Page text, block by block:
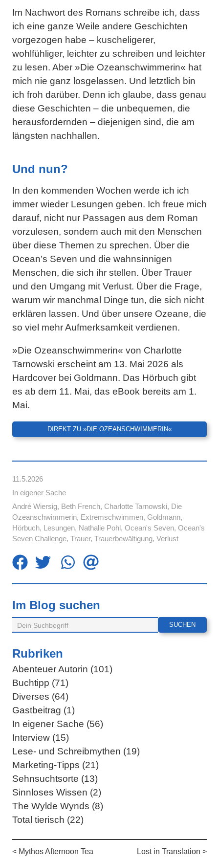
11.5.2026
In eigener Sache
André Wiersig, Beth French, Charlotte Tarnowski, Die
Ozeanschwimmerin, Extremschwimmen, Goldmann,
Hörbuch, Lesungen, Nathalie Pohl, Ocean's Seven, Ocean's
Seven Challenge, Trauer, Trauerbewältigung, Verlust
Im Nachwort des Romans schreibe ich, dass
ich eine ganze Weile andere Geschichten
vorgezogen habe – kuscheligerer,
wohlfühliger, leichter zu schreiben und leichter
zu lesen. Aber »Die Ozeanschwimmerin« hat
mich nie ganz losgelassen. Und letztlich bin
ich froh darüber. Denn ich glaube, dass genau
diese Geschichten – die unbequemen, die
herausfordernden – diejenigen sind, die am
längsten nachhallen.
Und nun?
In den kommenden Wochen werde ich ich
immer wieder Lesungen geben. Ich freue mich
darauf, nicht nur Passagen aus dem Roman
vorzulesen, sondern auch mit den Menschen
über diese Themen zu sprechen. Über die
Ocean’s Seven und die wahnsinnigen
Menschen, die sich ihr stellen. Über Trauer
und den Umgang mit Verlust. Über die Frage,
warum wir manchmal Dinge tun, die sich nicht
erklären lassen. Und über unsere Ozeane, die
so viel mehr Aufmerksamkeit verdienen.
»Die Ozeanschwimmerin« von Charlotte
Tarnowski erscheint am 13. Mai 2026 als
Hardcover bei Goldmann. Das Hörbuch gibt
es ab dem 11. Mai, das eBook bereits am 1.
Mai.
DIREKT ZU »DIE OZEANSCHWIMMERIN«
Im Blog suchen
Rubriken
Abenteuer Autorin (101)
Buchtipp (71)
Diverses (64)
Gastbeitrag (1)
In eigener Sache (56)
Interview (15)
Lese- und Schreibmythen (19)
Marketing-Tipps (21)
Sehnsuchtsorte (13)
Sinnloses Wissen (2)
The Wylde Wynds (8)
Total tierisch (22)
< Mythos Afternoon Tea Lost in Translation >